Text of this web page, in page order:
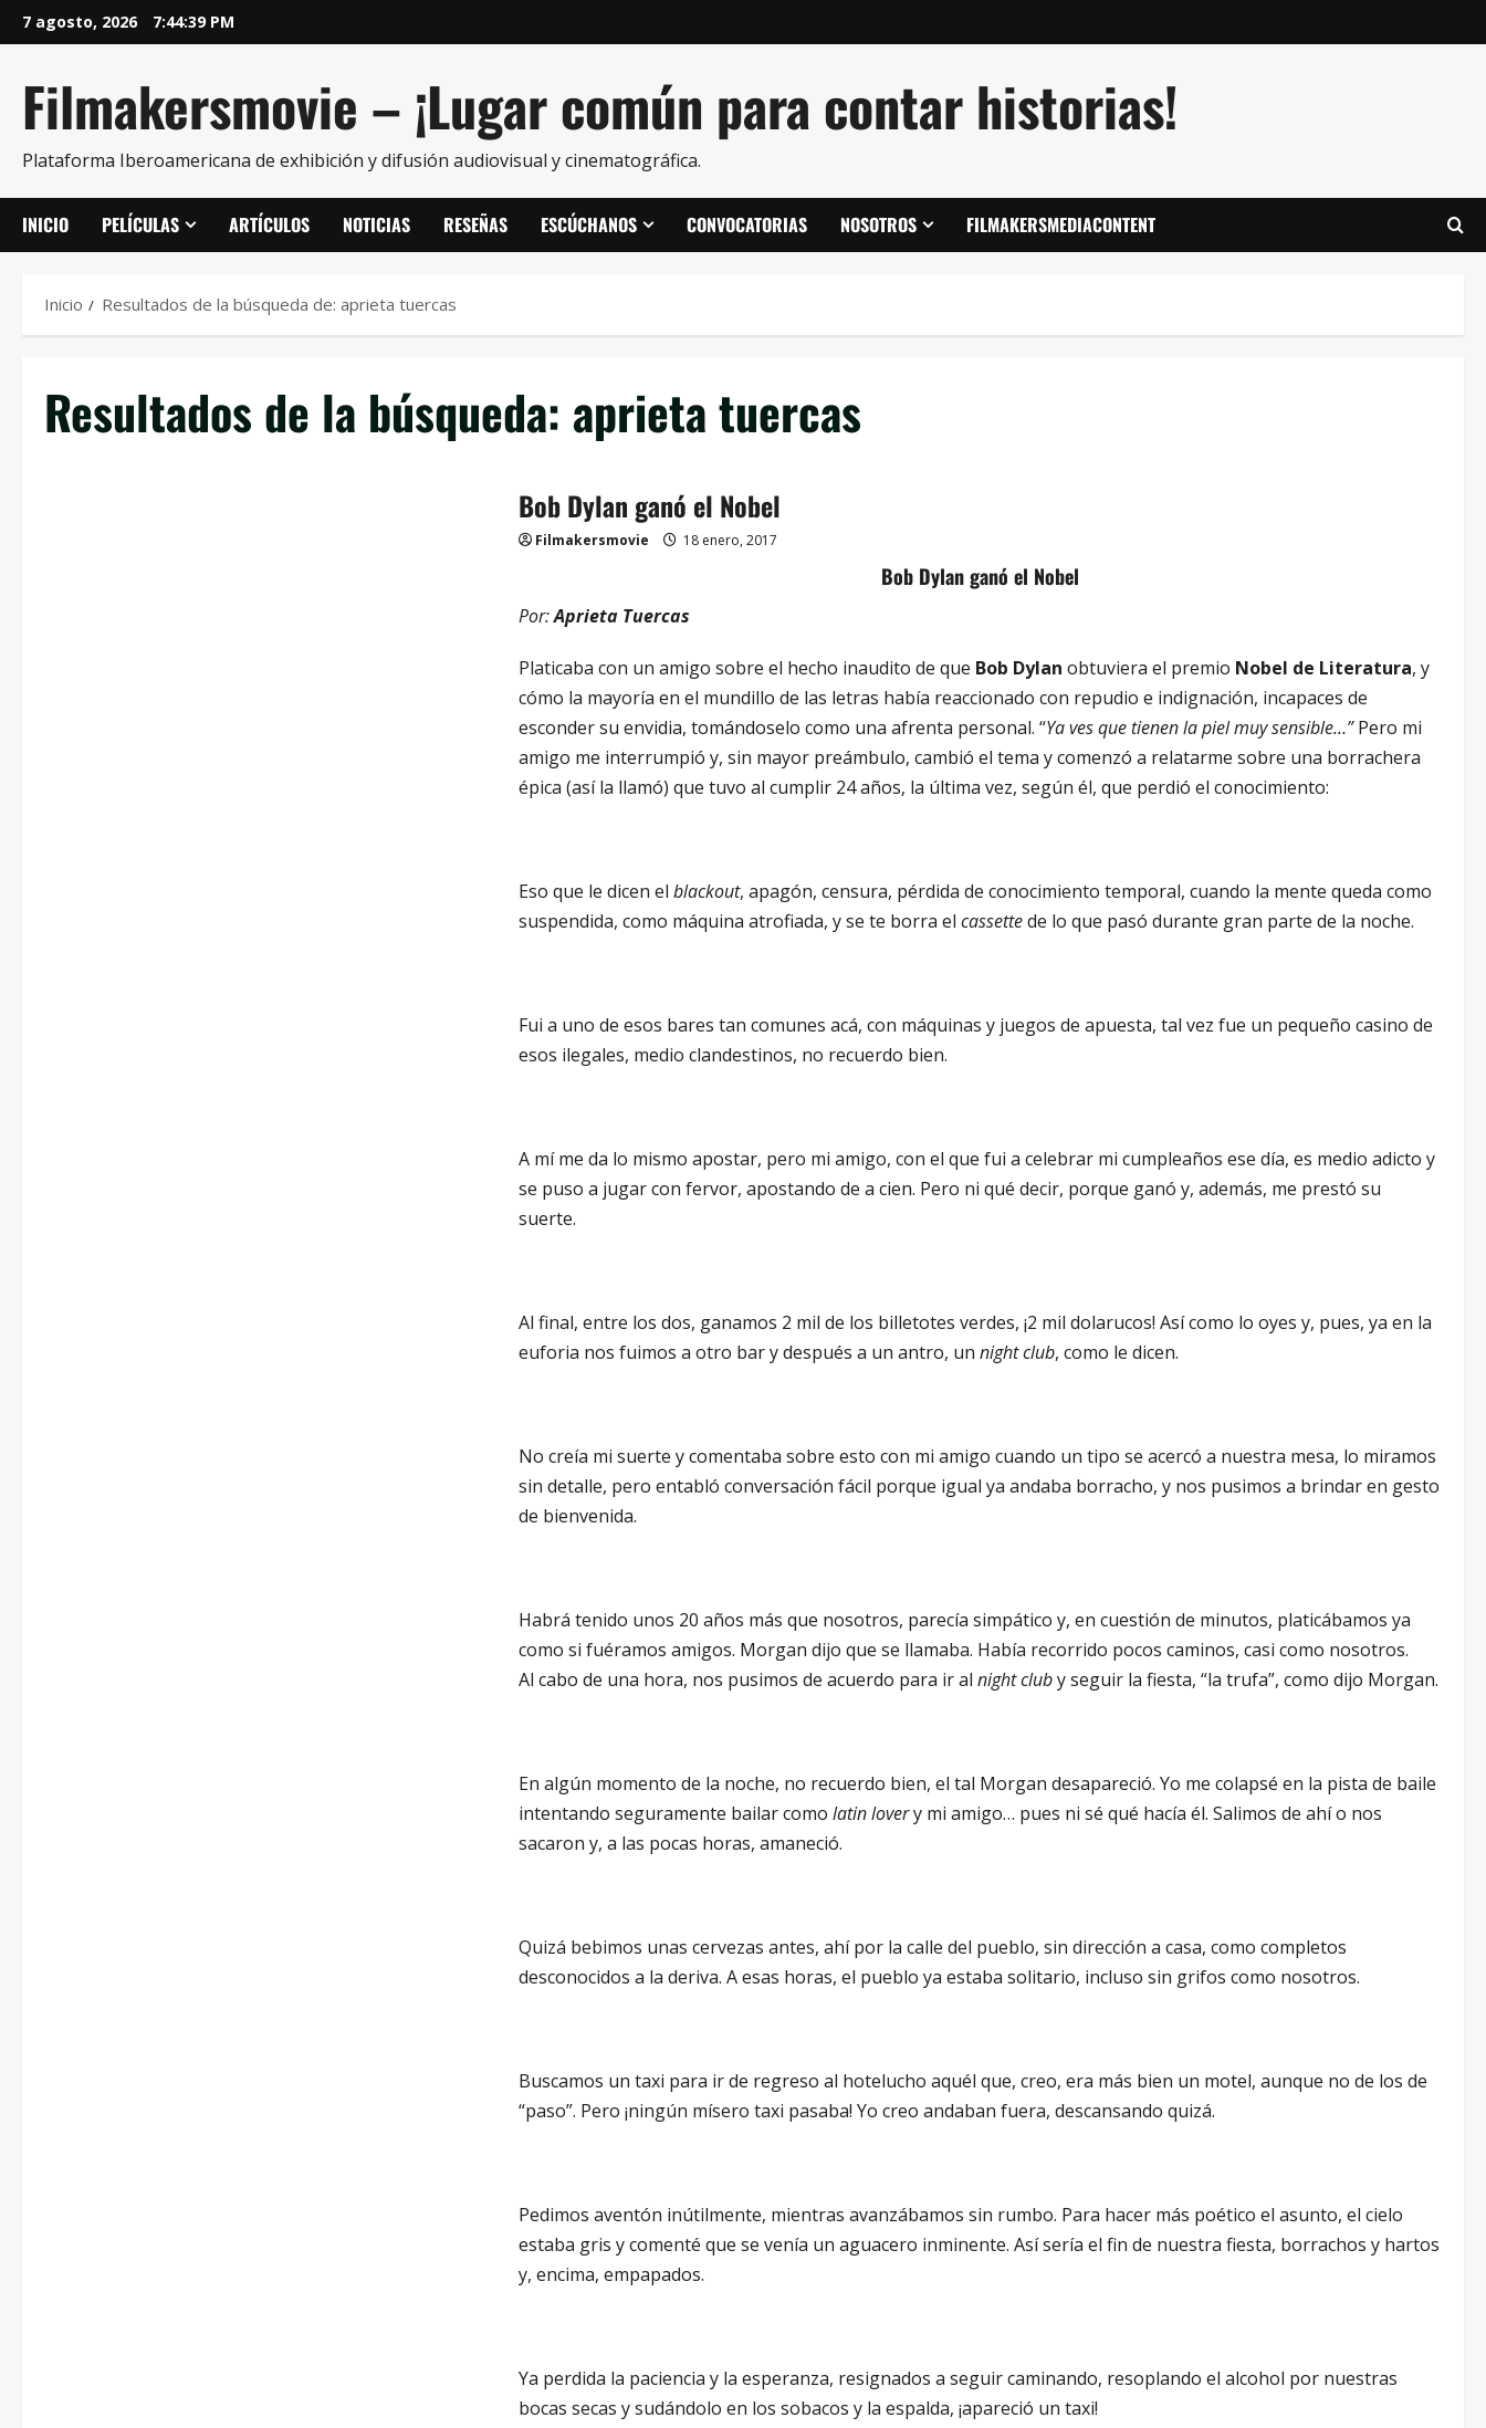
7 agosto, 2026 7:44:40 PM
Filmakersmovie – ¡Lugar común para contar historias!
Plataforma Iberoamericana de exhibición y difusión audiovisual y cinematográfica.
INICIO PELÍCULAS ARTÍCULOS NOTICIAS RESEÑAS ESCÚCHANOS CONVOCATORIAS NOSOTROS FILMAKERSMEDIACONTENT
Inicio Resultados de la búsqueda de: aprieta tuercas
Resultados de la búsqueda: aprieta tuercas
Bob Dylan ganó el Nobel
Filmakersmovie 18 enero, 2017
Bob Dylan ganó el Nobel
Por:Aprieta Tuercas
Platicaba con un amigo sobre el hecho inaudito de que Bob Dylan obtuviera el premio Nobel de Literatura, y
cómo la mayoría en el mundillo de las letras había reaccionado con repudio e indignación, incapaces de
esconder su envidia, tomándoselo como una afrenta personal. “Ya ves que tienen la piel muy sensible…”Pero mi
amigo me interrumpió y, sin mayor preámbulo, cambió el tema y comenzó a relatarme sobre una borrachera
épica (así la llamó) que tuvo al cumplir 24 años, la última vez, según él, que perdió el conocimiento:
Eso que le dicen el blackout, apagón, censura, pérdida de conocimiento temporal, cuando la mente queda como
suspendida, como máquina atrofiada, y se te borra el cassettede lo que pasó durante gran parte de la noche.
Fui a uno de esos bares tan comunes acá, con máquinas y juegos de apuesta, tal vez fue un pequeño casino de
esos ilegales, medio clandestinos, no recuerdo bien.
A mí me da lo mismo apostar, pero mi amigo, con el que fui a celebrar mi cumpleaños ese día, es medio adicto y
se puso a jugar con fervor, apostando de a cien. Pero ni qué decir, porque ganó y, además, me prestó su
suerte.
Al final, entre los dos, ganamos 2 mil de los billetotes verdes, ¡2 mil dolarucos! Así como lo oyes y, pues, ya en la
euforia nos fuimos a otro bar y después a un antro, un night club, como le dicen.
No creía mi suerte y comentaba sobre esto con mi amigo cuando un tipo se acercó a nuestra mesa, lo miramos
sin detalle, pero entabló conversación fácil porque igual ya andaba borracho, y nos pusimos a brindar en gesto
de bienvenida.
Habrá tenido unos 20 años más que nosotros, parecía simpático y, en cuestión de minutos, platicábamos ya
como si fuéramos amigos. Morgan dijo que se llamaba. Había recorrido pocos caminos, casi como nosotros.
Al cabo de una hora, nos pusimos de acuerdo para ir al night cluby seguir la fiesta, “la trufa”, como dijo Morgan.
En algún momento de la noche, no recuerdo bien, el tal Morgan desapareció. Yo me colapsé en la pista de baile
intentando seguramente bailar como latin lovery mi amigo… pues ni sé qué hacía él. Salimos de ahí o nos
sacaron y, a las pocas horas, amaneció.
Quizá bebimos unas cervezas antes, ahí por la calle del pueblo, sin dirección a casa, como completos
desconocidos a la deriva. A esas horas, el pueblo ya estaba solitario, incluso sin grifos como nosotros.
Buscamos un taxi para ir de regreso al hotelucho aquél que, creo, era más bien un motel, aunque no de los de
“paso”. Pero ¡ningún mísero taxi pasaba! Yo creo andaban fuera, descansando quizá.
Pedimos aventón inútilmente, mientras avanzábamos sin rumbo. Para hacer más poético el asunto, el cielo
estaba gris y comenté que se venía un aguacero inminente. Así sería el fin de nuestra fiesta, borrachos y hartos
y, encima, empapados.
Ya perdida la paciencia y la esperanza, resignados a seguir caminando, resoplando el alcohol por nuestras
bocas secas y sudándolo en los sobacos y la espalda, ¡apareció un taxi!